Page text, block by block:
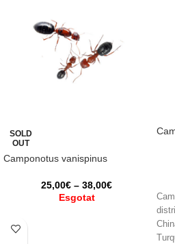
SOLD
OUT
Camponotus vanispinus
25,00€ – 38,00€
Esgotat